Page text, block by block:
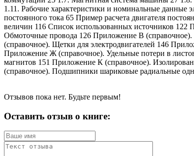
1.11. Рабочие характеристики и номинальные данные
постоянного тока 65 Пример расчета двигателя
величин 116 Список использованных источников
Обмоточные провода 126 Приложение В
(справочное). Щетки для электродвигателей 146
Приложение Ж (справочное). Удельные потери в
магнитов 151 Приложение К (справочное).
(справочное). Подшипники шариковые радиальные
Отзывов пока нет. Будьте первым!
Оставить отзыв о книге: